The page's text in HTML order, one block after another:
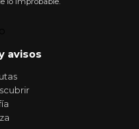
avisos